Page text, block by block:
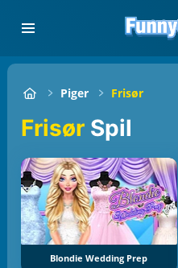
Piger Frisør
Frisør Spil
Blondie Wedding Prep